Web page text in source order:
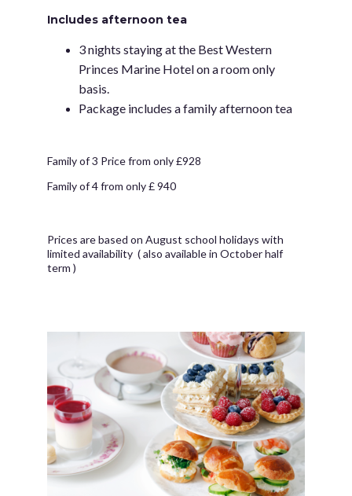
Includes afternoon tea
3 nights staying at the Best Western
Princes Marine Hotel on a room only
basis.
Package includes a family afternoon tea
Family of 3 Price from only £928
Family of 4 from only £ 940
Prices are based on August school holidays with
limited availability ( also available in October half
term )